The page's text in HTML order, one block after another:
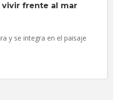
vivir frente al mar
y se integra en el paisaje